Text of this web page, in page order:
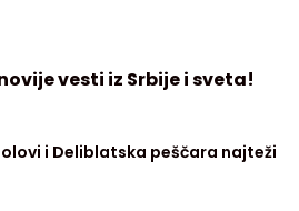
vesti iz Srbije i sveta!
i Deliblatska peščara najteži